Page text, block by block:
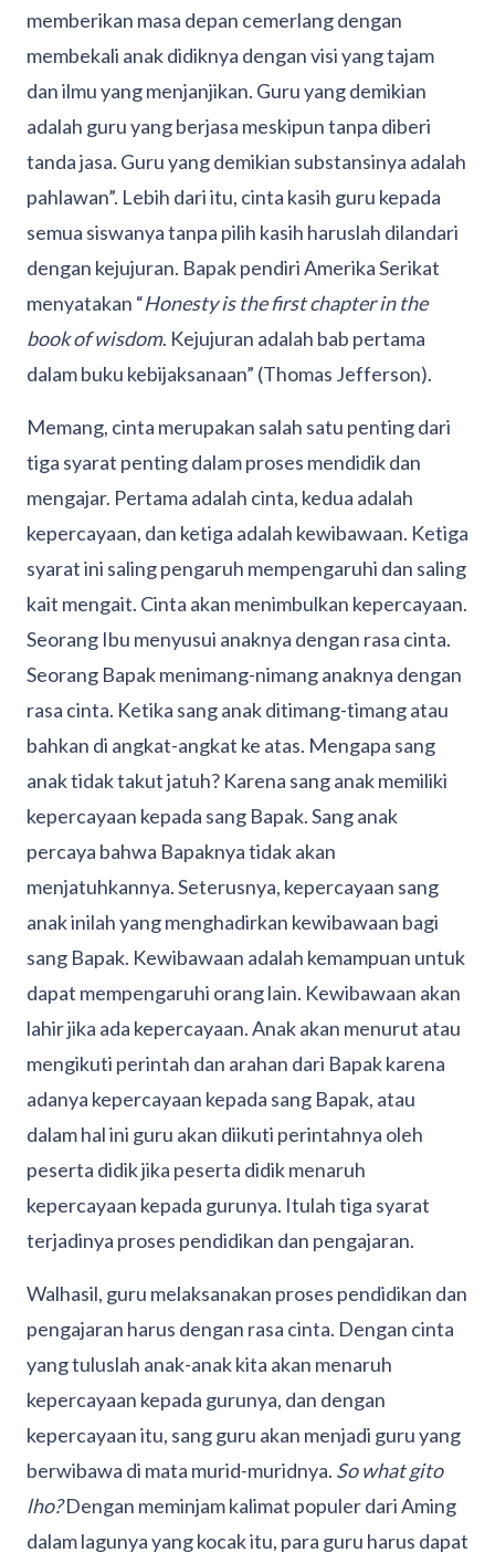
memberikan masa depan cemerlang dengan
membekali anak didiknya dengan visi yang tajam
dan ilmu yang menjanjikan. Guru yang demikian
adalah guru yang berjasa meskipun tanpa diberi
tanda jasa. Guru yang demikian substansinya adalah
pahlawan”. Lebih dari itu, cinta kasih guru kepada
semua siswanya tanpa pilih kasih haruslah dilandari
dengan kejujuran. Bapak pendiri Amerika Serikat
menyatakan “Honesty is the first chapter in the
book of wisdom. Kejujuran adalah bab pertama
dalam buku kebijaksanaan” (Thomas Jefferson).
Memang, cinta merupakan salah satu penting dari
tiga syarat penting dalam proses mendidik dan
mengajar. Pertama adalah cinta, kedua adalah
kepercayaan, dan ketiga adalah kewibawaan. Ketiga
syarat ini saling pengaruh mempengaruhi dan saling
kait mengait. Cinta akan menimbulkan kepercayaan.
Seorang Ibu menyusui anaknya dengan rasa cinta.
Seorang Bapak menimang-nimang anaknya dengan
rasa cinta. Ketika sang anak ditimang-timang atau
bahkan di angkat-angkat ke atas. Mengapa sang
anak tidak takut jatuh? Karena sang anak memiliki
kepercayaan kepada sang Bapak. Sang anak
percaya bahwa Bapaknya tidak akan
menjatuhkannya. Seterusnya, kepercayaan sang
anak inilah yang menghadirkan kewibawaan bagi
sang Bapak. Kewibawaan adalah kemampuan untuk
dapat mempengaruhi orang lain. Kewibawaan akan
lahir jika ada kepercayaan. Anak akan menurut atau
mengikuti perintah dan arahan dari Bapak karena
adanya kepercayaan kepada sang Bapak, atau
dalam hal ini guru akan diikuti perintahnya oleh
peserta didik jika peserta didik menaruh
kepercayaan kepada gurunya. Itulah tiga syarat
terjadinya proses pendidikan dan pengajaran.
Walhasil, guru melaksanakan proses pendidikan dan
pengajaran harus dengan rasa cinta. Dengan cinta
yang tuluslah anak-anak kita akan menaruh
kepercayaan kepada gurunya, dan dengan
kepercayaan itu, sang guru akan menjadi guru yang
berwibawa di mata murid-muridnya. So what gito
lho?Dengan meminjam kalimat populer dari Aming
dalam lagunya yang kocak itu, para guru harus dapat